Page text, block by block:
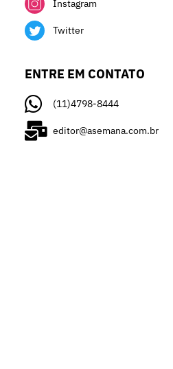
Instagram
Twitter
ENTRE EM CONTATO
(11)4798-8444
editor@asemana.com.br